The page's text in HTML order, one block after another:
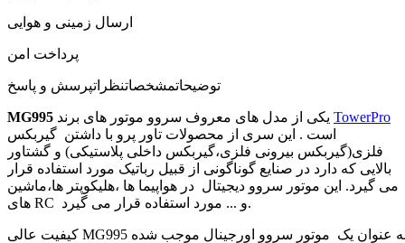
ارسال زمینی و هوایی
پرداخت امن
توضیحاتمشخصاتنظراتپرسش و پاسخ
MG995
TowerPro
است . این سری از محصولات تاور پرو با داشتن گیربکس
فلزی(گیربکس بیرونی فلزی،گیربکس داخلی پلاستیکی) و گشتاور
بالایی که دارد در صنایع گوناگونی از قبیل رباتیک مورد استفاده قرار
می گیرد. این موتور سروو دیجیتال در هواپیما ها ،هلیکوپتر ها،ماشین
های RC و ... مورد استفاده قرار می گیرد.
کیفیت عالی MG995 به عنوان یک موتور سروو اورجینال موجب شده